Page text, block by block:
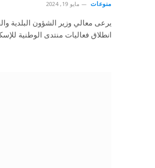
منوعات مايو 19, 2024
يرعى معالي وزير الشؤون البلدية
انطلاق فعاليات منتدى الوطنية